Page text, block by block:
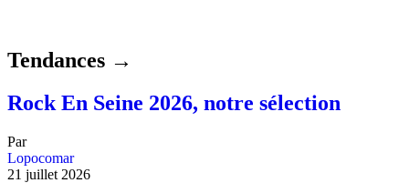
Tendances →
Rock En Seine 2026, notre sélection
Par
Lopocomar
21 juillet 2026